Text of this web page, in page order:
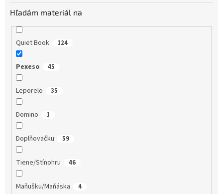
Hľadám materiál na
Quiet Book 124
Pexeso 45
Leporelo 35
Domino 1
Doplňovačku 59
Tiene/Stínohru 46
Maňušku/Maňáska 4